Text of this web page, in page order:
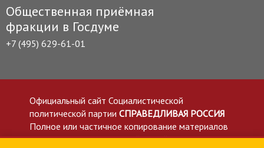
Общественная приёмная
фракции в Госдуме
+7 (495) 629-61-01
Официальный сайт Социалистической
политической партии СПРАВЕДЛИВАЯ РОССИЯ
Полное или частичное копирование материалов
приветствуется со ссылкой на сайт spravedlivo.ru